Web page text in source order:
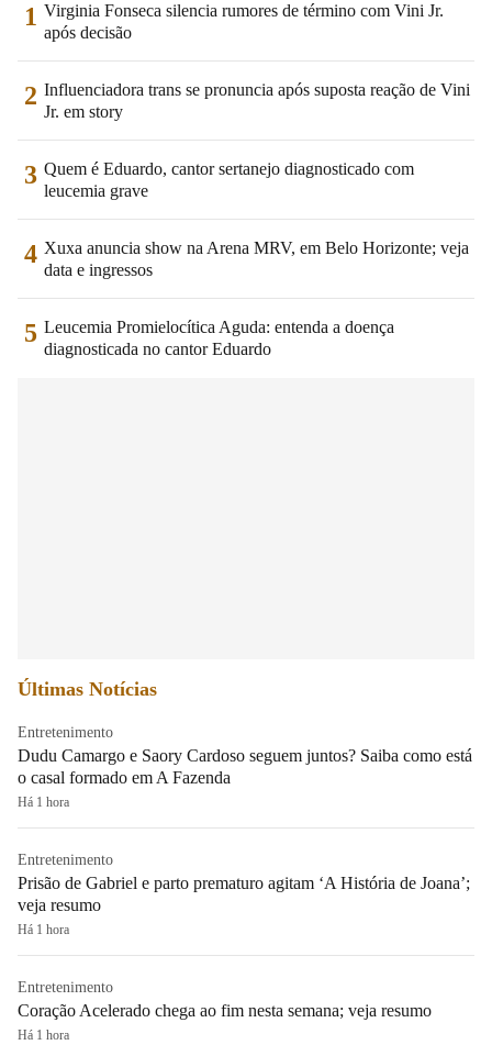
1 Virginia Fonseca silencia rumores de término com Vini Jr.
após decisão
2 Influenciadora trans se pronuncia após suposta reação de Vini
Jr. em story
3 Quem é Eduardo, cantor sertanejo diagnosticado com
leucemia grave
4 Xuxa anuncia show na Arena MRV, em Belo Horizonte; veja
data e ingressos
5 Leucemia Promielocítica Aguda: entenda a doença
diagnosticada no cantor Eduardo
Últimas Notícias
Entretenimento
Dudu Camargo e Saory Cardoso seguem juntos? Saiba como está
o casal formado em A Fazenda
Há 1 hora
Entretenimento
Prisão de Gabriel e parto prematuro agitam ‘A História de Joana’;
veja resumo
Há 1 hora
Entretenimento
Coração Acelerado chega ao fim nesta semana; veja resumo
Há 1 hora